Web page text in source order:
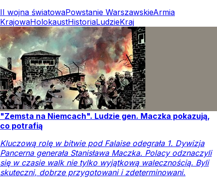
II wojna światowaPowstanie WarszawskieArmia
KrajowaHolokaustHistoriaLudzieKraj
"Zemsta na Niemcach". Ludzie gen. Maczka pokazują,
co potrafią
Kluczową rolę w bitwie pod Falaise odegrała 1. Dywizja
Pancerna generała Stanisława Maczka. Polacy odznaczyli
się w czasie walk nie tylko wyjątkową walecznością. Byli
skuteczni, dobrze przygotowani i zdeterminowani.